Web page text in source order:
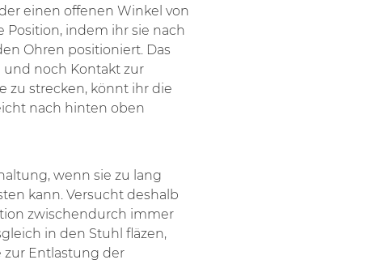
einen offenen Winkel von
Position, indem ihr sie nach
Ohren positioniert. Das
und noch Kontakt zur
zu strecken, könnt ihr die
nach hinten oben
wenn sie zu lang
kann. Versucht deshalb
zwischendurch immer
in den Stuhl fläzen,
zur Entlastung der